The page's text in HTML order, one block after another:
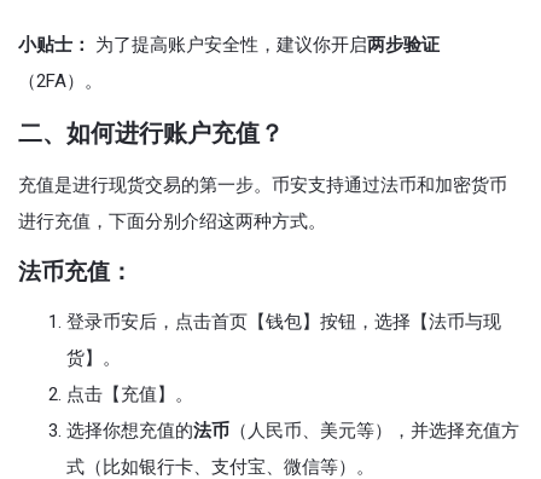
小贴士： 为了提高账户安全性，建议你开启两步验证
（2FA）。
二、如何进行账户充值？
充值是进行现货交易的第一步。币安支持通过法币和加密货币
进行充值，下面分别介绍这两种方式。
法币充值：
登录币安后，点击首页【钱包】按钮，选择【法币与现
货】。
点击【充值】。
选择你想充值的法币 （人民币、美元等），并选择充值方
式（比如银行卡、支付宝、微信等）。